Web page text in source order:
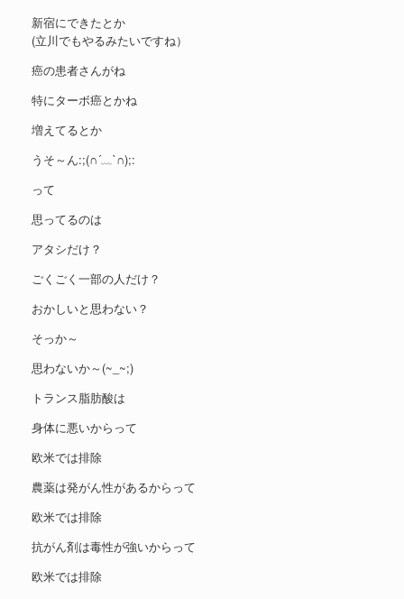
新宿にできたとか
(立川でもやるみたいですね）
癌の患者さんがね
特にターボ癌とかね
増えてるとか
うそ～ん:;(∩´﹏`∩);:
って
思ってるのは
アタシだけ？
ごくごく一部の人だけ？
おかしいと思わない？
そっか～
思わないか～(~_~;)
トランス脂肪酸は
身体に悪いからって
欧米では排除
農薬は発がん性があるからって
欧米では排除
抗がん剤は毒性が強いからって
欧米では排除